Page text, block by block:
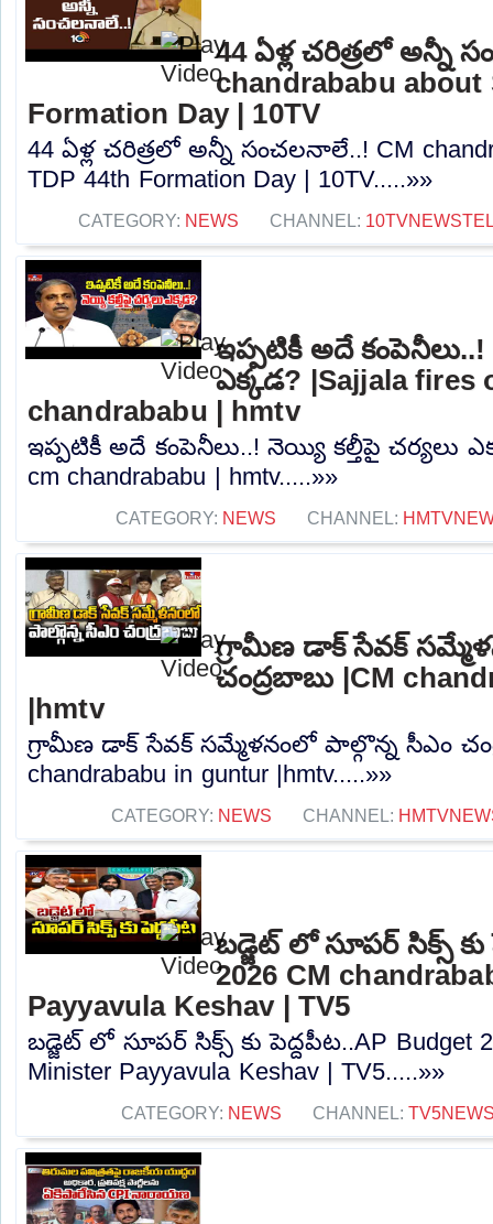
44 ఏళ్ల చరిత్రలో అన్నీ
chandrababu about
Formation Day | 10TV
44 ఏళ్ల చరిత్రలో అన్నీ సంచలనాలే..! CM
TDP 44th Formation Day | 10TV.....»»
CATEGORY: NEWS CHANNEL:
ఇప్పటికీ అదే
ఎక్కడ? |Sajjala fires
chandrababu | hmtv
ఇప్పటికీ అదే కంపెనీలు..! నెయ్యి కల్తీపై చర్యలు
cm chandrababu | hmtv.....»»
CATEGORY: NEWS CHANNEL:
గ్రామీణ డాక్ సేవక్
చంద్రబాబు |CM
|hmtv
గ్రామీణ డాక్ సేవక్ సమ్మేళనంలో పాల్గొన్న సీఎం
chandrababu in guntur |hmtv.....»»
CATEGORY: NEWS CHANNEL:
బడ్జెట్ లో సూపర్ సిక్స్
2026 CM
Payyavula Keshav | TV5
బడ్జెట్ లో సూపర్ సిక్స్ కు పెద్దపీట..AP Budget
Minister Payyavula Keshav | TV5.....»»
CATEGORY: NEWS CHANNEL: